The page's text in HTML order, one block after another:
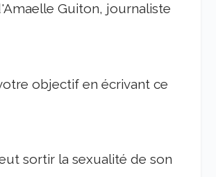
Guiton, journaliste
objectif en écrivant ce
sortir la sexualité de son